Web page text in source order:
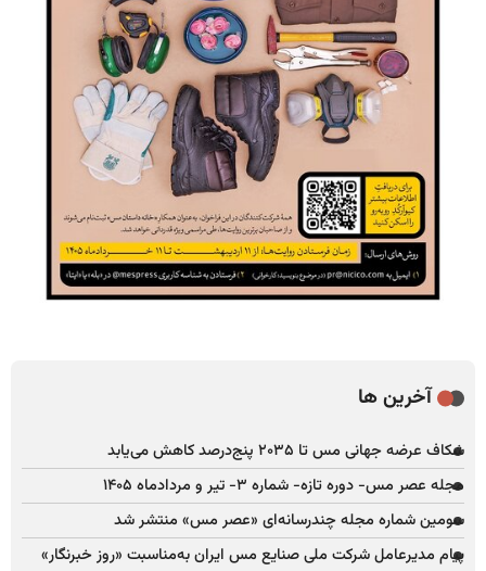
آخرین ها
شکاف عرضه جهانی مس تا ۲۰۳۵ پنج‌درصد کاهش می‌یابد
مجله عصر مس- دوره تازه- شماره ۳- تیر و مردادماه ۱۴۰۵
سومین شماره مجله چندرسانه‌ای «عصر مس» منتشر شد
پیام مدیرعامل شرکت ملی صنایع مس ایران به‌مناسبت «روز خبرنگار»